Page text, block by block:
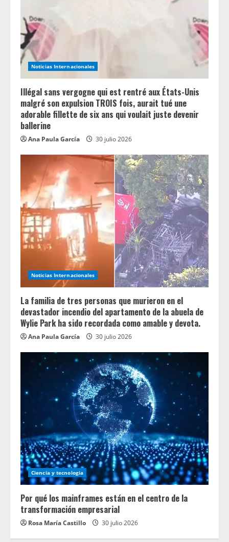
Noticias Internacionales
Illégal sans vergogne qui est rentré aux États-Unis
malgré son expulsion TROIS fois, aurait tué une
adorable fillette de six ans qui voulait juste devenir
ballerine
Ana Paula García 30 julio 2026
Noticias Internacionales
La familia de tres personas que murieron en el
devastador incendio del apartamento de la abuela de
Wylie Park ha sido recordada como amable y devota.
Ana Paula García 30 julio 2026
Ciencia y tecnologia
Por qué los mainframes están en el centro de la
transformación empresarial
Rosa María Castillo 30 julio 2026